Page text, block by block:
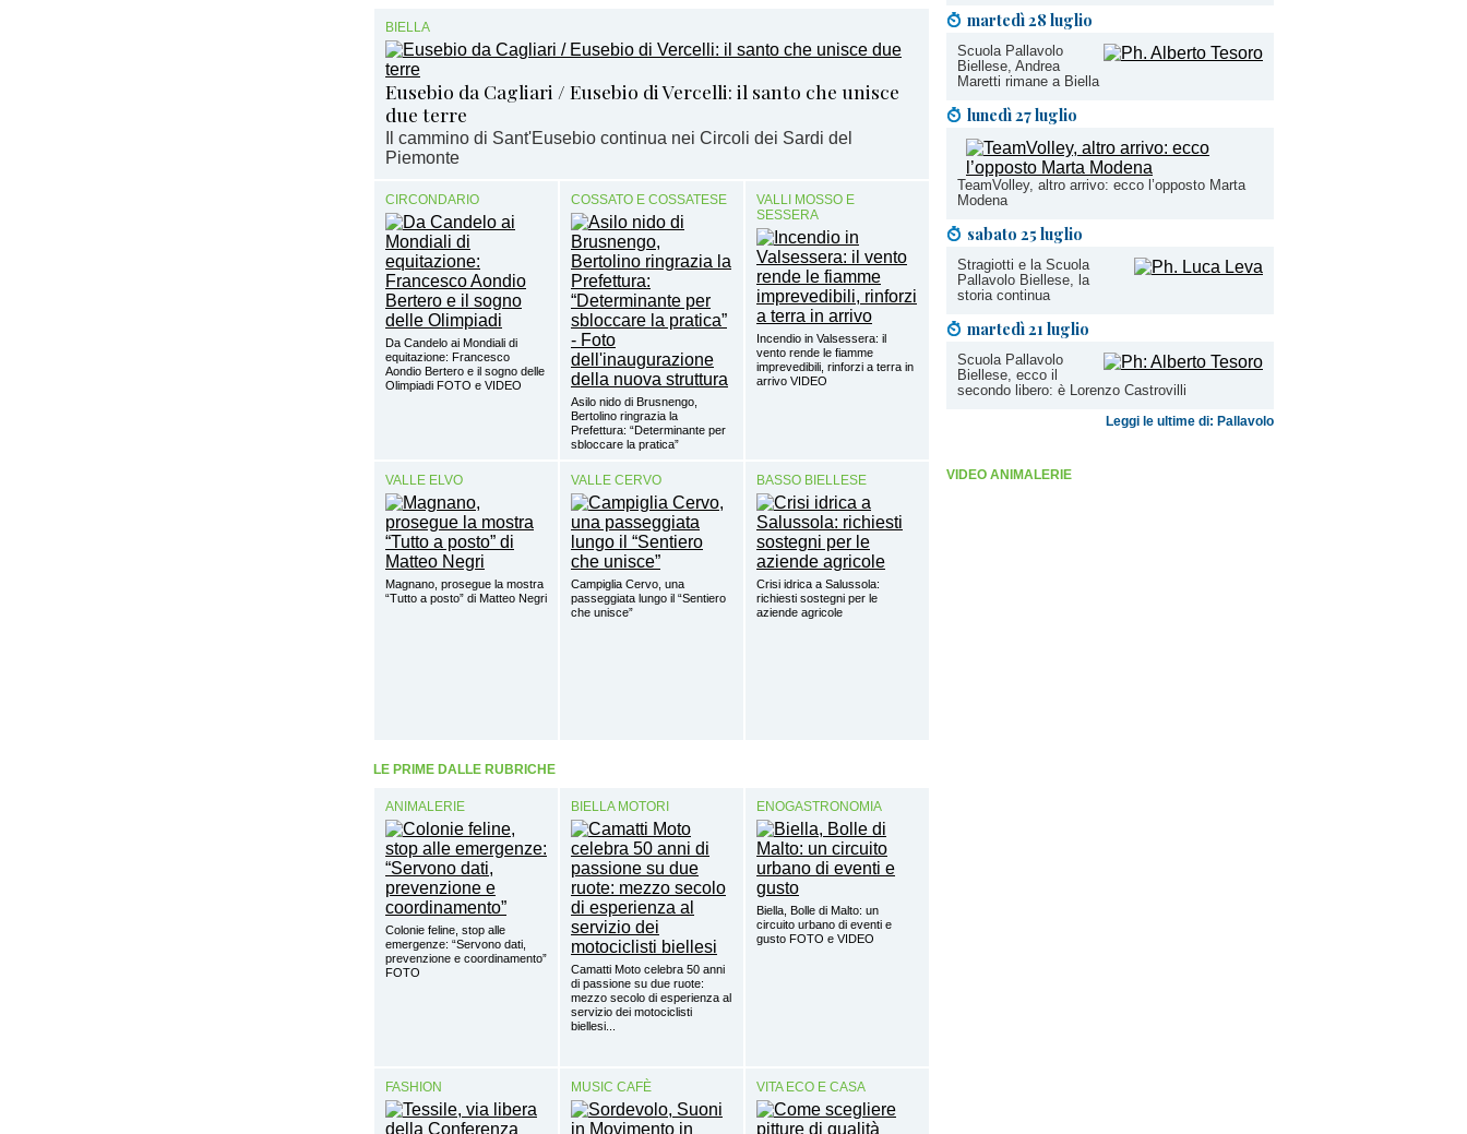
martedì 28 luglio
Scuola Pallavolo
Biellese, Andrea
Maretti rimane a Biella
lunedì 27 luglio
TeamVolley, altro arrivo: ecco l’opposto Marta
Modena
sabato 25 luglio
Stragiotti e la Scuola
Pallavolo Biellese, la
storia continua
martedì 21 luglio
Scuola Pallavolo
Biellese, ecco il
secondo libero: è Lorenzo Castrovilli
Leggi le ultime di: Pallavolo
VIDEO ANIMALERIE
BIELLA
Eusebio da Cagliari / Eusebio di Vercelli: il santo che unisce
due terre
Il cammino di Sant'Eusebio continua nei Circoli dei Sardi del
Piemonte
CIRCONDARIO
Da Candelo ai Mondiali di
equitazione: Francesco
Aondio Bertero e il sogno delle
Olimpiadi FOTO e VIDEO
COSSATO E COSSATESE
Asilo nido di Brusnengo,
Bertolino ringrazia la
Prefettura: “Determinante per
sbloccare la pratica”
VALLI MOSSO E
SESSERA
Incendio in Valsessera: il
vento rende le fiamme
imprevedibili, rinforzi a terra in
arrivo VIDEO
VALLE ELVO
Magnano, prosegue la mostra
“Tutto a posto” di Matteo Negri
VALLE CERVO
Campiglia Cervo, una
passeggiata lungo il “Sentiero
che unisce”
BASSO BIELLESE
Crisi idrica a Salussola:
richiesti sostegni per le
aziende agricole
LE PRIME DALLE RUBRICHE
ANIMALERIE
Colonie feline, stop alle
emergenze: “Servono dati,
prevenzione e coordinamento”
FOTO
BIELLA MOTORI
Camatti Moto celebra 50 anni
di passione su due ruote:
mezzo secolo di esperienza al
servizio dei motociclisti
biellesi...
ENOGASTRONOMIA
Biella, Bolle di Malto: un
circuito urbano di eventi e
gusto FOTO e VIDEO
FASHION MUSIC CAFÈ VITA ECO E CASA